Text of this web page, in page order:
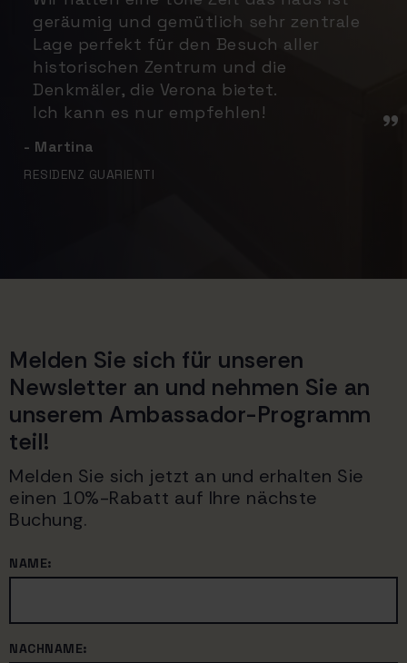
geräumig und gemütlich sehr zentrale
Lage perfekt für den Besuch aller
historischen Zentrum und die
Denkmäler, die Verona bietet.
Ich kann es nur empfehlen!
- Martina
RESIDENZ GUARIENTI
Melden Sie sich für unseren
Newsletter an und nehmen Sie an
unserem Ambassador-Programm
teil!
Melden Sie sich jetzt an und erhalten Sie
einen 10%-Rabatt auf Ihre nächste
Buchung.
NAME:
NACHNAME: